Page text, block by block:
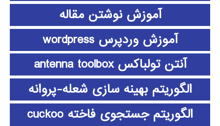
آموزش نوشتن مقاله
آموزش وردپرس wordpress
آنتن تولباکس antenna toolbox
الگوریتم بهینه سازی شعله-پروانه
الگوریتم جستجوی فاخته cuckoo